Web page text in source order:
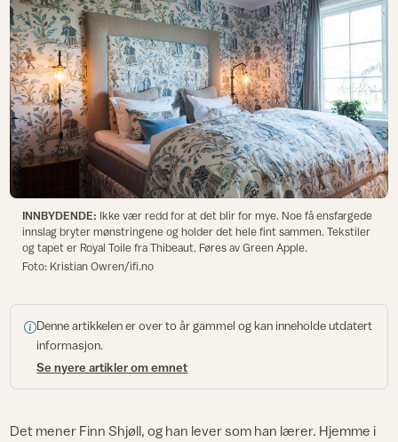
INNBYDENDE: Ikke vær redd for at det blir for mye. Noe få ensfargede
innslag bryter mønstringene og holder det hele fint sammen. Tekstiler
og tapet er Royal Toile fra Thibeaut. Føres av Green Apple.
Foto: Kristian Owren/ifi.no
Denne artikkelen er over to år gammel og kan inneholde utdatert
informasjon.
Se nyere artikler om emnet
Det mener Finn Shjøll, og han lever som han lærer. Hjemme i